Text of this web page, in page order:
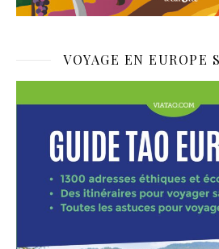
VOYAGE EN EUROPE